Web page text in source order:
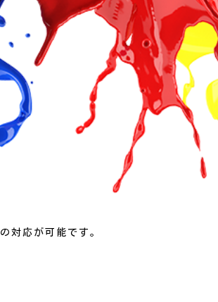
対応が可能です。